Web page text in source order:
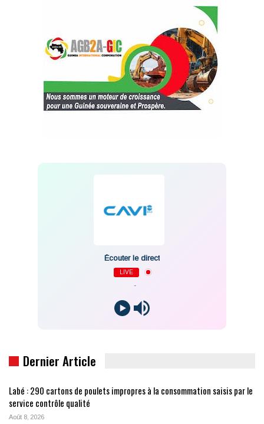
Écouter le direct
LIVE
Dernier Article
Labé : 290 cartons de poulets impropres à la consommation saisis par le
service contrôle qualité
Août 8, 2026